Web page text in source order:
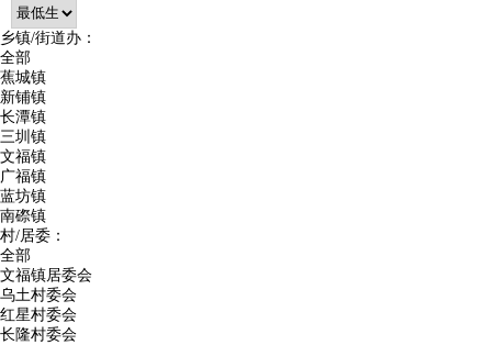
乡镇/街道办：
全部
蕉城镇
新铺镇
长潭镇
三圳镇
文福镇
广福镇
蓝坊镇
南磜镇
村/居委：
全部
文福镇居委会
乌土村委会
红星村委会
长隆村委会